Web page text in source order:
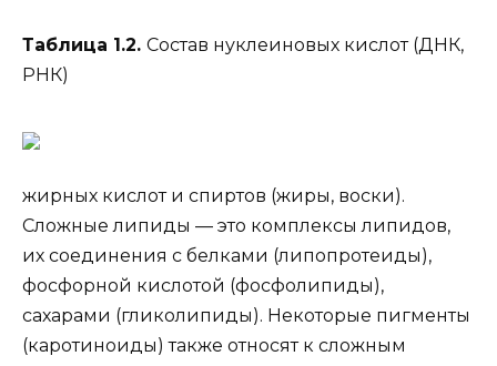
Таблица 1.2. Состав нуклеиновых кислот (ДНК,
РНК)
жирных кислот и спиртов (жиры, воски).
Сложные липиды — это комплексы липидов,
их соединения с белками (липопротеиды),
фосфорной кислотой (фосфолипиды),
сахарами (гликолипиды). Некоторые пигменты
(каротиноиды) также относят к сложным